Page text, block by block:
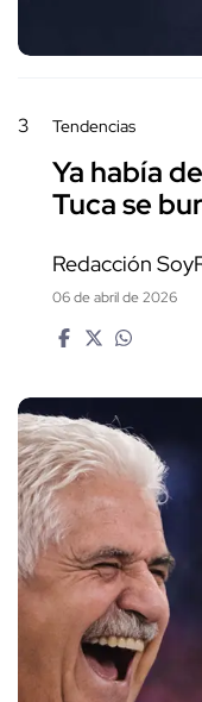
3 Tendencias
Ya había
Tuca se
Redacción
06 de abril de 2026